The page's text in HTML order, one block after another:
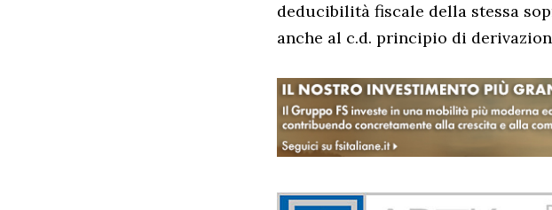
deducibilità fiscale della stessa
anche al c.d. principio di